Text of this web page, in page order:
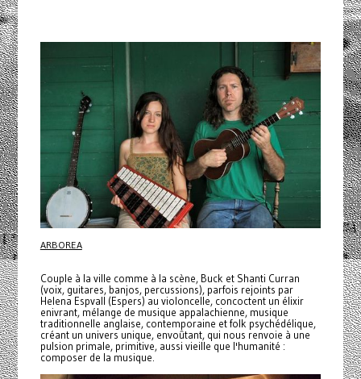
ARBOREA
Couple à la ville comme à la scène, Buck et Shanti Curran
(voix, guitares, banjos, percussions), parfois rejoints par
Helena Espvall (Espers) au violoncelle, concoctent un élixir
enivrant, mélange de musique appalachienne, musique
traditionnelle anglaise, contemporaine et folk psychédélique,
créant un univers unique, envoûtant, qui nous renvoie à une
pulsion primale, primitive, aussi vieille que l'humanité :
composer de la musique.